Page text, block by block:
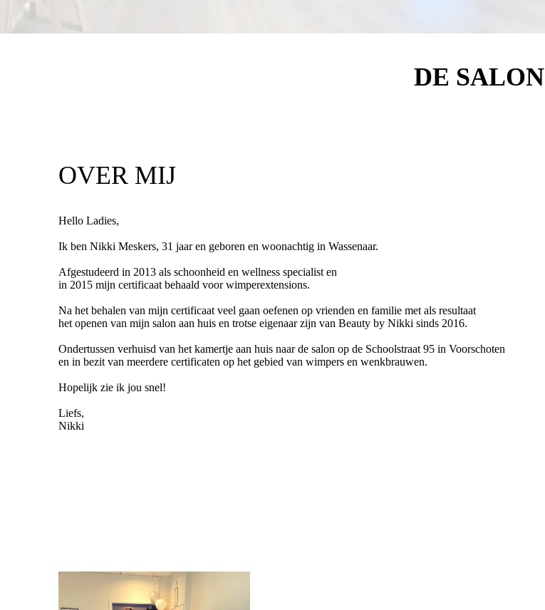
DE SALON
OVER MIJ
Hello Ladies,
Ik ben Nikki Meskers, 31 jaar en geboren en woonachtig in Wassenaar.
Afgestudeerd in 2013 als schoonheid en wellness specialist en
in 2015 mijn certificaat behaald voor wimperextensions.
Na het behalen van mijn certificaat veel gaan oefenen op vrienden en familie met als resultaat
het openen van mijn salon aan huis en trotse eigenaar zijn van Beauty by Nikki sinds 2016.
Ondertussen verhuisd van het kamertje aan huis naar de salon op de Schoolstraat 95 in Voorschoten
en in bezit van meerdere certificaten op het gebied van wimpers en wenkbrauwen.
Hopelijk zie ik jou snel!
Liefs,
Nikki